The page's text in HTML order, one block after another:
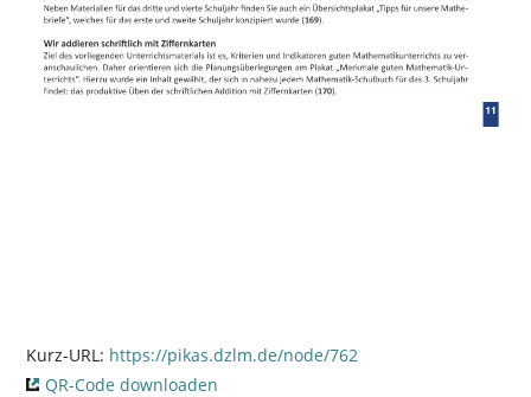
Kurz-URL: https://pikas.dzlm.de/node/762
QR-Code downloaden